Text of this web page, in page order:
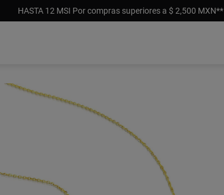
HASTA 12 MSI Por compras superiores a $ 2,500 MXN**